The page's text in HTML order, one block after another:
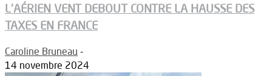
L’AÉRIEN VENT DEBOUT CONTRE LA HAUSSE DES
TAXES EN FRANCE
Caroline Bruneau -
14 novembre 2024